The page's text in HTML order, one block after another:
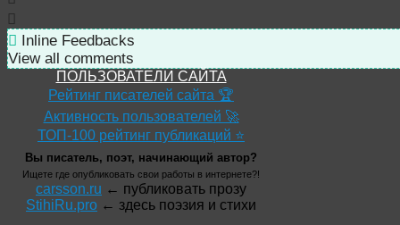
Inline Feedbacks
View all comments
ПОЛЬЗОВАТЕЛИ САЙТА
Рейтинг писателей сайта 🏆
Активность пользователей 🚀
ТОП-100 рейтинг публикаций ⭐
Вы писатель, поэт, начинающий автор?
Ищете где опубликовать свои работы в интернете?!
carsson.ru ← публиковать прозу
StihiRu.pro ← здесь поэзия и стихи